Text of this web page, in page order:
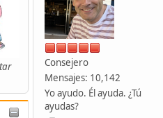
Consejero
Mensajes: 10,142
Yo ayudo. Él ayuda. ¿Tú
ayudas?